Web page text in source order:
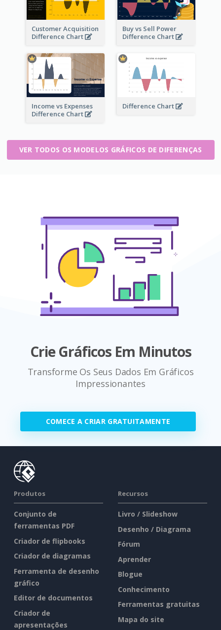
Customer Acquisition
Difference Chart
Buy vs Sell Power
Difference Chart
Income vs Expenses
Difference Chart
Difference Chart
VER TODOS OS MODELOS GRÁFICOS DE DIFERENÇAS
Crie Gráficos Em Minutos
Transforme Os Seus Dados Em Gráficos
Impressionantes
COMECE A CRIAR GRATUITAMENTE
Produtos
Conjunto de
ferramentas PDF
Criador de flipbooks
Criador de diagramas
Ferramenta de desenho
gráfico
Editor de documentos
Criador de
apresentações
Recursos
Livro / Slideshow
Desenho / Diagrama
Fórum
Aprender
Blogue
Conhecimento
Ferramentas gratuitas
Mapa do site